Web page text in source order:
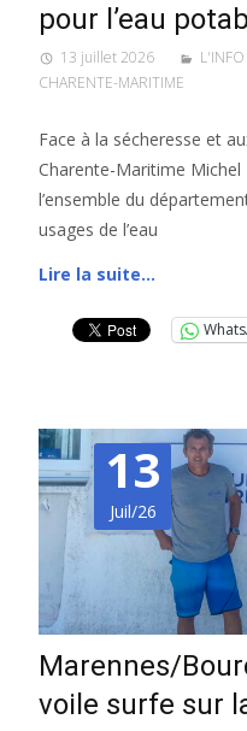
pour l’eau
13 juillet 2026
CHARENTE-MARITIME
Face à la sécheresse et
Charente-Maritime
l’ensemble du
usages de l’eau
Lire la suite…
13
Juil/26
Marennes/
voile surfe sur